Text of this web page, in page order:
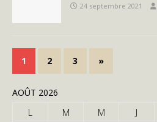
24 septembre 2021
1 2 3 »
AOÛT 2026
L
M M J